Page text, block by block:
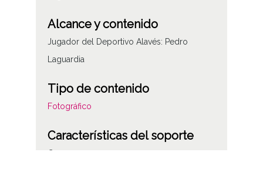
Alcance y contenido
Jugador del Deportivo Alavés: Pedro
Laguardia
Tipo de contenido
Fotográfico
Características del soporte
C